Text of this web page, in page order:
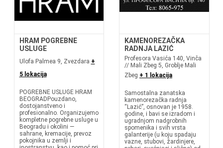
HRAM POGREBNE
USLUGE
Ulofa Palmea 9, Zvezdara +
5 lokacija
POGREBNE USLUGE HRAM
BEOGRADPouzdano,
dostojanstveno i
profesionalno. Organizujemo
kompletne pogrebne usluge u
Beogradu i okolini —
sahrane, kremacije, prevoz
pokojnika u zemlji i
KAMENOREZAČKA
RADNJA LAZIĆ
Profesora Vasića 140, Vinča
// Mali Zbeg 5, Groblje Mali
Zbeg + 1 lokacija
Samostalna zanatska
kamenorezačka radnja
“Lazić”, osnovan je 1958.
godine, i bavi se izradom i
ugradnjom nadgrobnih
spomenika i svih vrsta
galanterije (u koju spadaju
vazne, stubovi, žardinjere,